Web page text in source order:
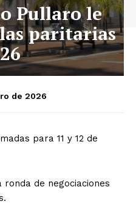
Pullaro le
paritarias
de 2026
para 11 y 12 de
de negociaciones